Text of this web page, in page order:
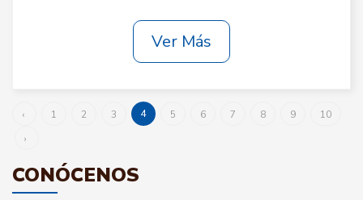
Ver Más
‹ 1 2 3 4 5 6 7 8 9
10
›
CONÓCENOS